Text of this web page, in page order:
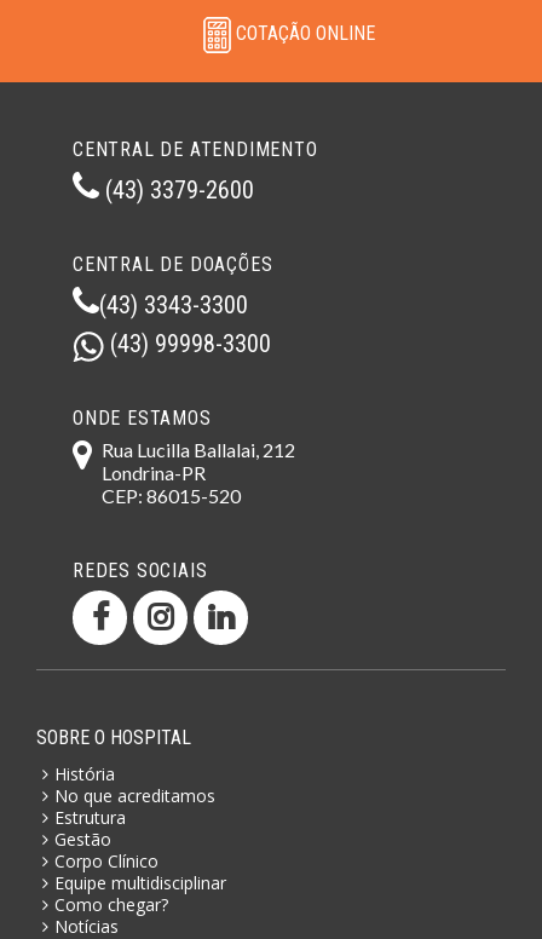
COTAÇÃO ONLINE
CENTRAL DE ATENDIMENTO
(43) 3379-2600
CENTRAL DE DOAÇÕES
(43) 3343-3300
(43) 99998-3300
ONDE ESTAMOS
Rua Lucilla Ballalai, 212
Londrina-PR
CEP: 86015-520
REDES SOCIAIS
SOBRE O HOSPITAL
História
No que acreditamos
Estrutura
Gestão
Corpo Clínico
Equipe multidisciplinar
Como chegar?
Notícias